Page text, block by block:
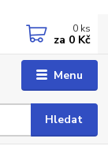
Menu
Hledat
0 ks
za 0 Kč